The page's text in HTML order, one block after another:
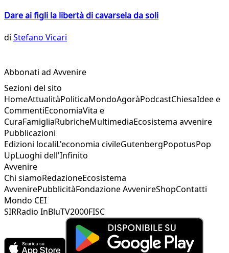
Dare ai figli la libertà di cavarsela da soli
di Stefano Vicari
Abbonati ad Avvenire
Sezioni del sito
HomeAttualitàPoliticaMondoAgoràPodcastChiesaIdee e
CommentiEconomiaVita e
CuraFamigliaRubricheMultimediaEcosistema avvenire
Pubblicazioni
Edizioni localiL'economia civileGutenbergPopotusPop
UpLuoghi dell'Infinito
Avvenire
Chi siamoRedazioneEcosistema
AvvenirePubblicitàFondazione AvvenireShopContatti
Mondo CEI
SIRRadio InBluTV2000FISC